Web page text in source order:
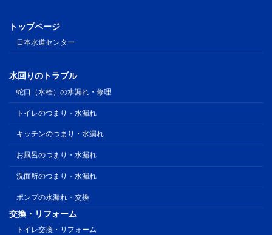
トップページ
日本水道センター
水回りのトラブル
蛇口（水栓）の水漏れ・修理
トイレのつまり・水漏れ
キッチンのつまり・水漏れ
お風呂のつまり・水漏れ
洗面所のつまり・水漏れ
ポンプの水漏れ・交換
交換・リフォーム
トイレ交換・リフォーム